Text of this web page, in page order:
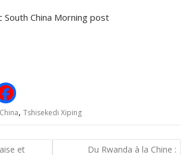
South China Morning post
,Tshisekedi Xiping
et Du Rwanda à la Chine :